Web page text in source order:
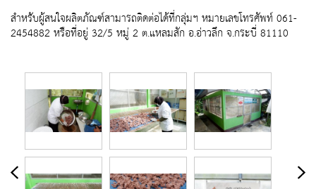
สำหรับผู้สนใจผลิตภัณฑ์สามารถติดต่อได้ที่กลุ่มฯ หมายเลขโทรศัพท์ 061-
2454882 หรือที่อยู่ 32/5 หมู่ 2 ต.แหลมสัก อ.อ่าวลึก จ.กระบี่ 81110